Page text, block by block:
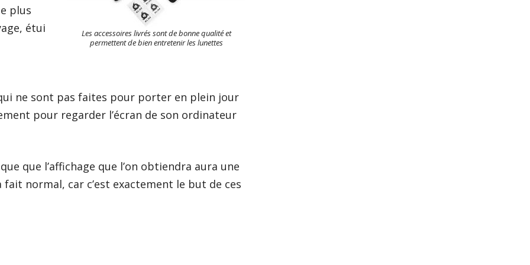
Les accessoires livrés sont de bonne qualité et
permettent de bien entretenir les lunettes
plus
étui
ne sont pas faites pour porter en plein jour
pour regarder l’écran de son ordinateur
que l’affichage que l’on obtiendra aura une
normal, car c’est exactement le but de ces